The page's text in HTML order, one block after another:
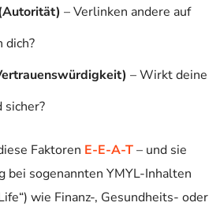
– Verlinken andere auf
dich?
– Wirkt deine
Faktoren E-E-A-T– und sie
bei sogenannten YMYL-Inhalten
wie Finanz-, Gesundheits- oder